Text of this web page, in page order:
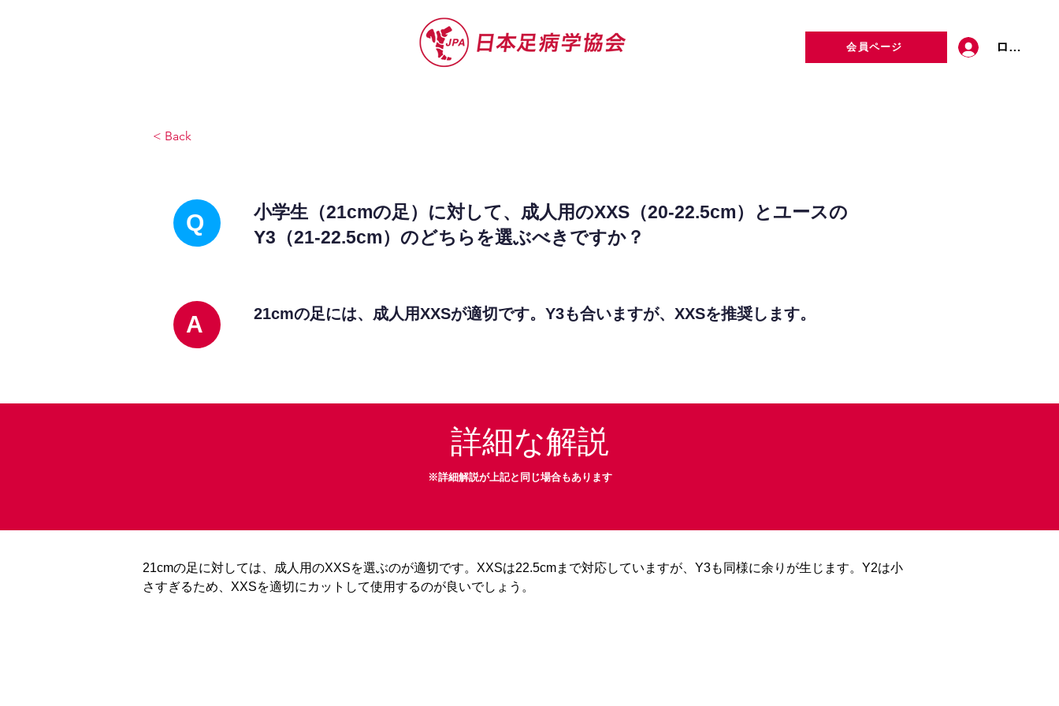
会員ページ ログイン
< Back
Q
小学生（21cmの足）に対して、成人用のXXS（20-22.5cm）とユースの
Y3（21-22.5cm）のどちらを選ぶべきですか？
A 21cmの足には、成人用XXSが適切です。Y3も合いますが、XXSを推奨します。
詳細な解説
※詳細解説が上記と同じ場合もあります
21cmの足に対しては、成人用のXXSを選ぶのが適切です。XXSは22.5cmまで対応していますが、Y3も同様に余りが生じます。Y2は小
さすぎるため、XXSを適切にカットして使用するのが良いでしょう。